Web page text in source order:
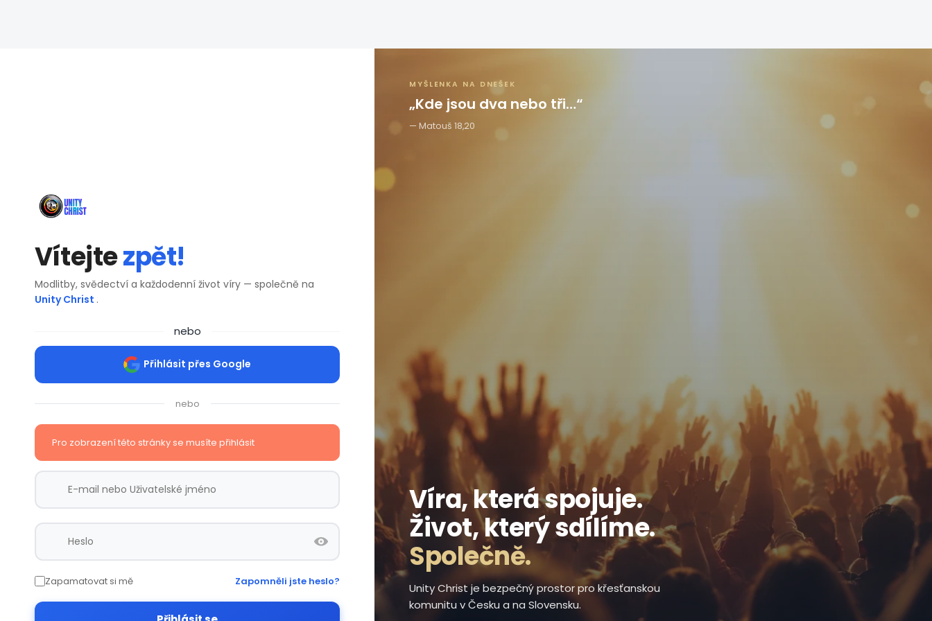
Vítejtezpět!
Modlitby, svědectví a každodenní život víry — společně na
Unity Christ .
nebo
Přihlásit přes Google
nebo
Pro zobrazení této stránky se musíte přihlásit
Zapamatovat si mě Zapomněli jste heslo?
Víra, která spojuje.
Život, který sdílíme.
Společně.
Unity Christ je bezpečný prostor pro křesťanskou
komunitu v Česku a na Slovensku.
MYŠLENKA NA DNEŠEK
„Kde jsou dva nebo tři…“
Matouš 18,20